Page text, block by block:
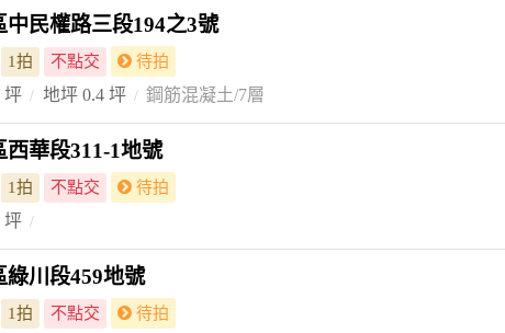
中民權路三段194之3號
1拍 不點交 待拍
坪 地坪 0.4 坪 鋼筋混凝土/7層
西華段311-1地號
1拍 不點交 待拍
坪
綠川段459地號
1拍 不點交 待拍